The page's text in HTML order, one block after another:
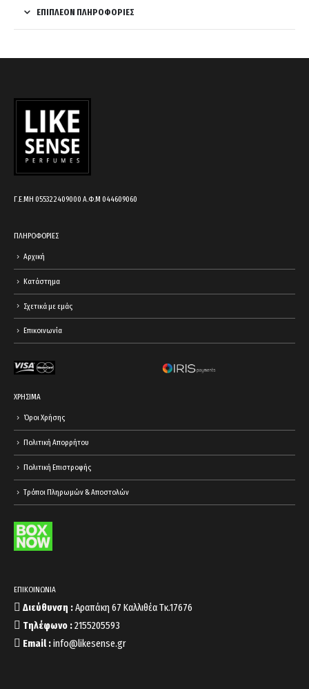
before
cart.
ΕΠΙΠΛΈΟΝ ΠΛΗΡΟΦΟΡΊΕΣ
Γ.Ε.ΜΗ 055322409000 Α.Φ.Μ 044609060
ΠΛΗΡΟΦΟΡΙΕΣ
Αρχική
Κατάστημα
Σχετικά με εμάς
Επικοινωνία
ΧΡΗΣΙΜΑ
Όροι Χρήσης
Πολιτική Απορρήτου
Πολιτική Επιστροφής
Τρόποι Πληρωμών & Αποστολών
ΕΠΙΚΟΙΝΩΝΙΑ
Διεύθυνση :Αραπάκη 67 Καλλιθέα Τκ.17676
Τηλέφωνο :2155205593
Email :info@likesense.gr